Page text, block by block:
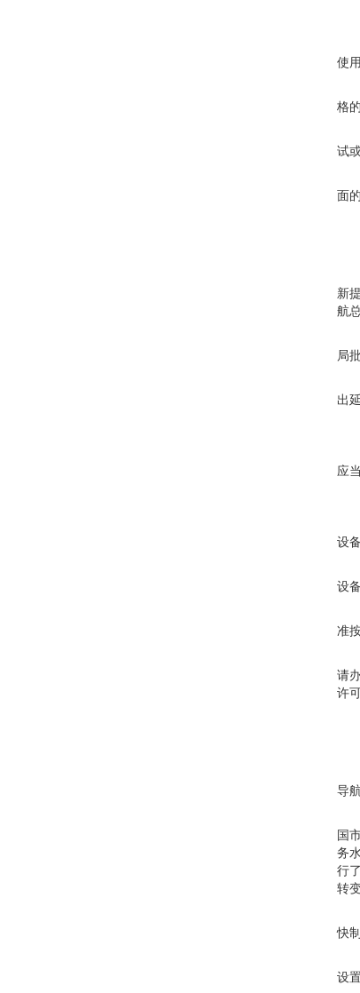
使
格
试
面
新
航
局
出
应
设备
设
准
请
许
导
国
务
行
转
快
设